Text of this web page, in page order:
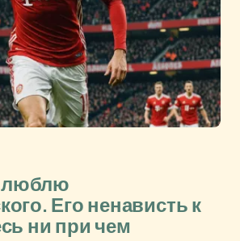
люблю
Его ненависть к
ни при чем